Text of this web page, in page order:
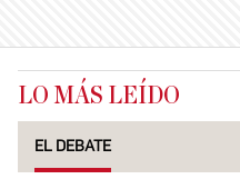
LO MÁS LEÍDO
EL DEBATE